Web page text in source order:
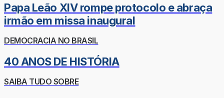
Papa Leão XIV rompe protocolo e abraça
irmão em missa inaugural
DEMOCRACIA NO BRASIL
40 ANOS DE HISTÓRIA
SAIBA TUDO SOBRE